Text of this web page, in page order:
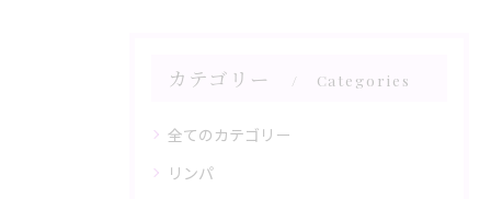
カテゴリー Categories
全てのカテゴリー
リンパ